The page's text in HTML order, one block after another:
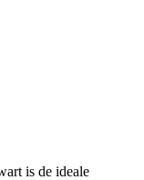
is de ideale